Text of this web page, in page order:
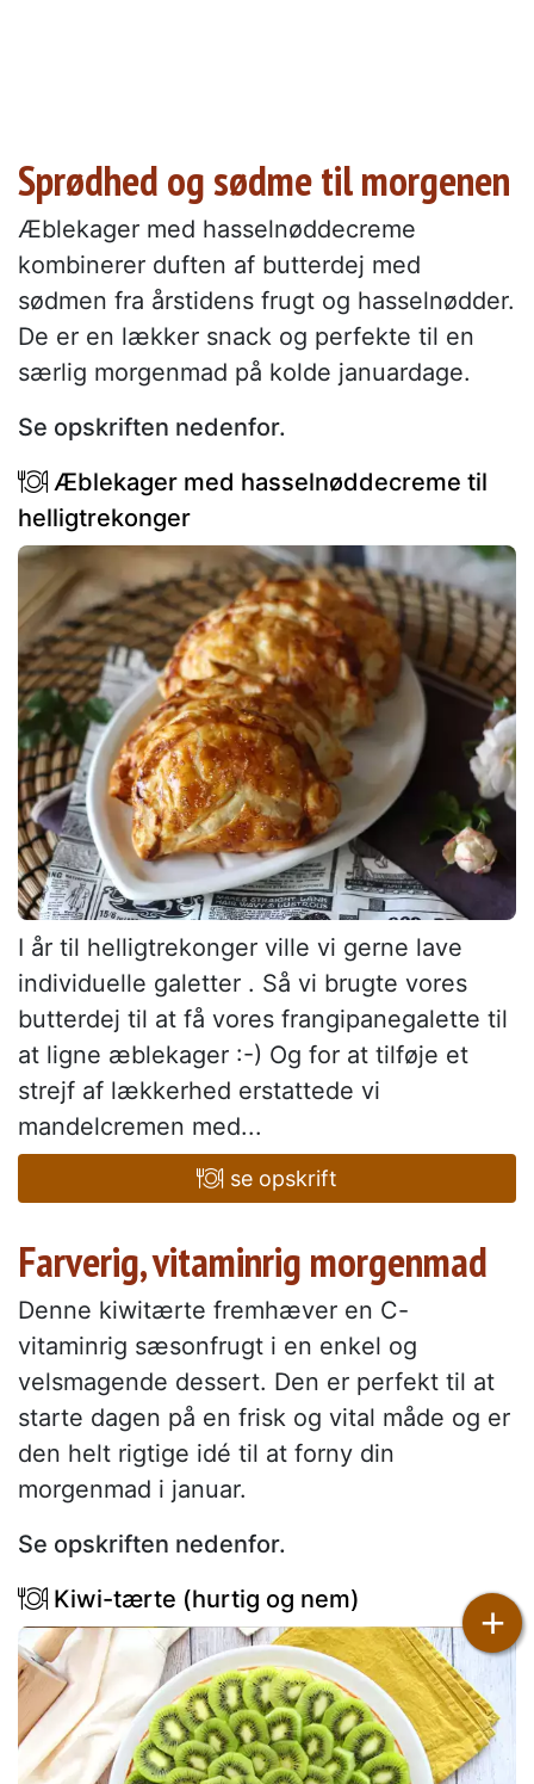
Sprødhed og sødme til morgenen
Æblekager med hasselnøddecreme
kombinerer duften af butterdej med
sødmen fra årstidens frugt og hasselnødder.
De er en lækker snack og perfekte til en
særlig morgenmad på kolde januardage.
Se opskriften nedenfor.
Æblekager med hasselnøddecreme til
helligtrekonger
I år til helligtrekonger ville vi gerne lave
individuelle galetter . Så vi brugte vores
butterdej til at få vores frangipanegalette til
at ligne æblekager :-) Og for at tilføje et
strejf af lækkerhed erstattede vi
mandelcremen med...
se opskrift
Farverig, vitaminrig morgenmad
Denne kiwitærte fremhæver en C-
vitaminrig sæsonfrugt i en enkel og
velsmagende dessert. Den er perfekt til at
starte dagen på en frisk og vital måde og er
den helt rigtige idé til at forny din
morgenmad i januar.
Se opskriften nedenfor.
Kiwi-tærte (hurtig og nem)
+